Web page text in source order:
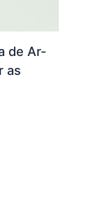
de Ar-
as